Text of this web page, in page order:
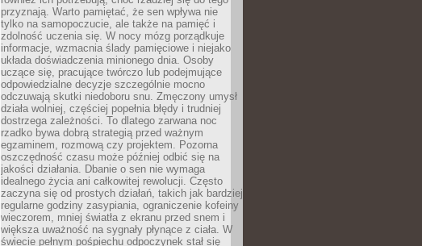
przyznają. Warto pamiętać, że sen wpływa nie
tylko na samopoczucie, ale także na pamięć i
zdolność uczenia się. W nocy mózg porządkuje
informacje, wzmacnia ślady pamięciowe i niejako
układa doświadczenia minionego dnia. Osoby
uczące się, pracujące twórczo lub podejmujące
odpowiedzialne decyzje szczególnie mocno
odczuwają skutki niedoboru snu. Zmęczony umysł
działa wolniej, częściej popełnia błędy i trudniej
dostrzega zależności. To dlatego zarwana noc
rzadko bywa dobrą strategią przed ważnym
egzaminem, rozmową czy projektem. Pozorna
oszczędność czasu może później odbić się na
jakości działania. Dbanie o sen nie wymaga
idealnego życia ani całkowitej rewolucji. Często
zaczyna się od prostych działań, takich jak bardziej
regularne godziny zasypiania, ograniczenie kofeiny
wieczorem, mniej światła z ekranu przed snem i
większa uważność na sygnały płynące z ciała. W
świecie pełnym pośpiechu odpoczynek stał się